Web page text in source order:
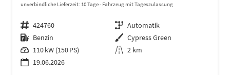
unverbindliche Lieferzeit: 10 Tage Fahrzeug mit Tageszulassung
Fahrzeugnr. 424760 Getriebe Automatik
Kraftstoff Benzin Außenfarbe Cypress Green
Leistung 110 kW (150 PS) Kilometerstand 2 km
19.06.2026